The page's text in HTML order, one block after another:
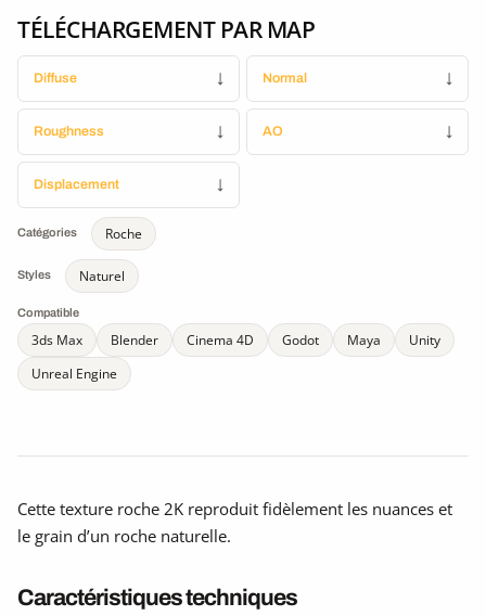
TÉLÉCHARGEMENT PAR MAP
Diffuse ↓ Normal ↓
Roughness ↓ AO ↓
Displacement ↓
Catégories Roche
Styles Naturel
Compatible
3ds Max Blender Cinema 4D Godot Maya
Unity
Unreal Engine
Cette texture roche 2K reproduit fidèlement les nuances et
le grain d’un roche naturelle.
Caractéristiques techniques